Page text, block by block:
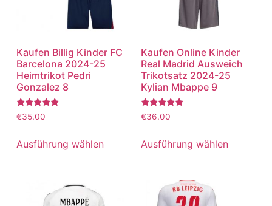
Kaufen Billig Kinder FC
Barcelona 2024-25
Heimtrikot Pedri
Gonzalez 8
Bewertet
mit
€35.00
Ausführung wählen
Kaufen Online Kinder
Real Madrid Ausweich
Trikotsatz 2024-25
Kylian Mbappe 9
Bewertet
mit
€36.00
Ausführung wählen